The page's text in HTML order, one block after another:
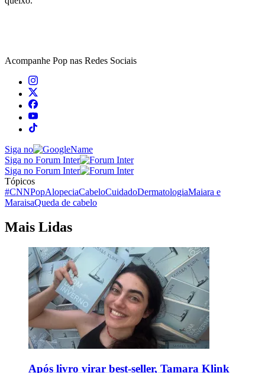
Acompanhe Pop nas Redes Sociais
Siga no
Siga no Forum Inter
Siga no Forum Inter
Tópicos
#CNNPopAlopeciaCabeloCuidadoDermatologiaMaiara e
MaraisaQueda de cabelo
Mais Lidas
Após livro virar best-seller, Tamara Klink